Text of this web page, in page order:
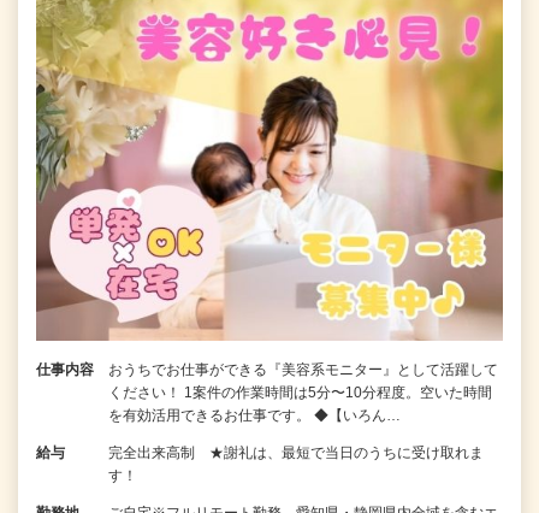
仕事内容
おうちでお仕事ができる『美容系モニター』として活躍して
ください！ 1案件の作業時間は5分〜10分程度。空いた時間
を有効活用できるお仕事です。 ◆【いろん…
給与
完全出来高制 ★謝礼は、最短で当日のうちに受け取れま
す！